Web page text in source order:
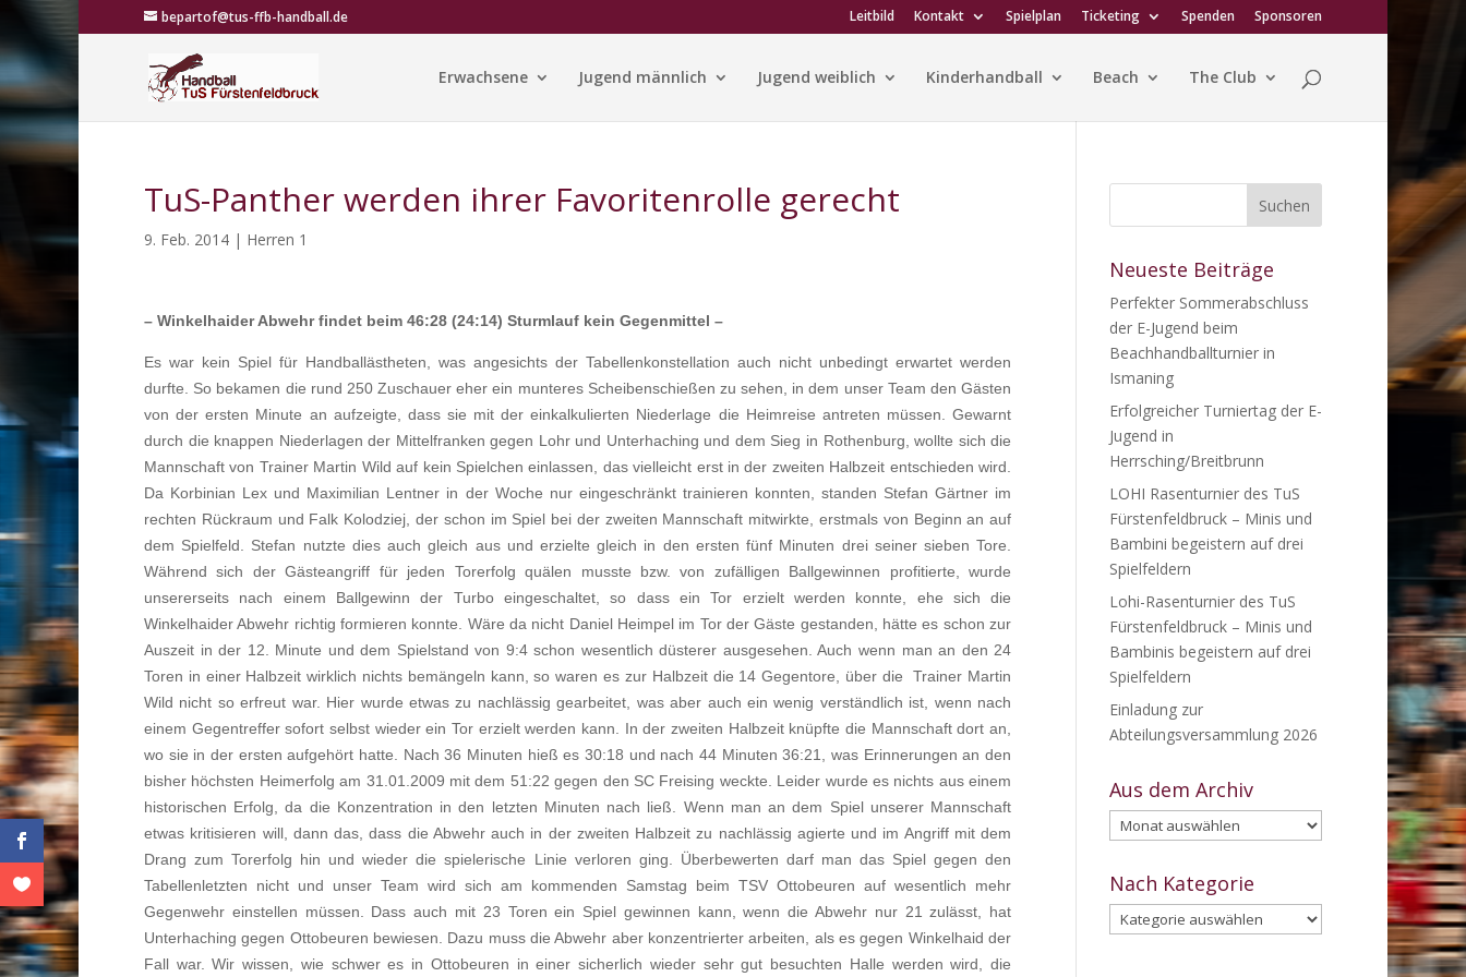
bepartof@tus-ffb-handball.de Leitbild Kontakt Spielplan Ticketing Spenden Sponsoren
Erwachsene Jugend männlich Jugend weiblich Kinderhandball Beach The Club
TuS-Panther werden ihrer Favoritenrolle gerecht
9. Feb. 2014 | Herren 1
– Winkelhaider Abwehr findet beim 46:28 (24:14) Sturmlauf kein Gegenmittel –
Es war kein Spiel für Handballästheten, was angesichts der Tabellenkonstellation auch nicht unbedingt erwartet werden
durfte. So bekamen die rund 250 Zuschauer eher ein munteres Scheibenschießen zu sehen, in dem unser Team den Gästen
von der ersten Minute an aufzeigte, dass sie mit der einkalkulierten Niederlage die Heimreise antreten müssen. Gewarnt
durch die knappen Niederlagen der Mittelfranken gegen Lohr und Unterhaching und dem Sieg in Rothenburg, wollte sich die
Mannschaft von Trainer Martin Wild auf kein Spielchen einlassen, das vielleicht erst in der zweiten Halbzeit entschieden wird.
Da Korbinian Lex und Maximilian Lentner in der Woche nur eingeschränkt trainieren konnten, standen Stefan Gärtner im
rechten Rückraum und Falk Kolodziej, der schon im Spiel bei der zweiten Mannschaft mitwirkte, erstmals von Beginn an auf
dem Spielfeld. Stefan nutzte dies auch gleich aus und erzielte gleich in den ersten fünf Minuten drei seiner sieben Tore.
Während sich der Gästeangriff für jeden Torerfolg quälen musste bzw. von zufälligen Ballgewinnen profitierte, wurde
unsererseits nach einem Ballgewinn der Turbo eingeschaltet, so dass ein Tor erzielt werden konnte, ehe sich die
Winkelhaider Abwehr richtig formieren konnte. Wäre da nicht Daniel Heimpel im Tor der Gäste gestanden, hätte es schon zur
Auszeit in der 12. Minute und dem Spielstand von 9:4 schon wesentlich düsterer ausgesehen. Auch wenn man an den 24
Toren in einer Halbzeit wirklich nichts bemängeln kann, so waren es zur Halbzeit die 14 Gegentore, über die Trainer Martin
Wild nicht so erfreut war. Hier wurde etwas zu nachlässig gearbeitet, was aber auch ein wenig verständlich ist, wenn nach
einem Gegentreffer sofort selbst wieder ein Tor erzielt werden kann. In der zweiten Halbzeit knüpfte die Mannschaft dort an,
wo sie in der ersten aufgehört hatte. Nach 36 Minuten hieß es 30:18 und nach 44 Minuten 36:21, was Erinnerungen an den
bisher höchsten Heimerfolg am 31.01.2009 mit dem 51:22 gegen den SC Freising weckte. Leider wurde es nichts aus einem
historischen Erfolg, da die Konzentration in den letzten Minuten nach ließ. Wenn man an dem Spiel unserer Mannschaft
etwas kritisieren will, dann das, dass die Abwehr auch in der zweiten Halbzeit zu nachlässig agierte und im Angriff mit dem
Drang zum Torerfolg hin und wieder die spielerische Linie verloren ging. Überbewerten darf man das Spiel gegen den
Tabellenletzten nicht und unser Team wird sich am kommenden Samstag beim TSV Ottobeuren auf wesentlich mehr
Gegenwehr einstellen müssen. Dass auch mit 23 Toren ein Spiel gewinnen kann, wenn die Abwehr nur 21 zulässt, hat
Unterhaching gegen Ottobeuren bewiesen. Dazu muss die Abwehr aber konzentrierter arbeiten, als es gegen Winkelhaid der
Fall war. Wir wissen, wie schwer es in Ottobeuren in einer sicherlich wieder sehr gut besuchten Halle werden wird, die
Neueste Beiträge
Perfekter Sommerabschluss
der E-Jugend beim
Beachhandballturnier in
Ismaning
Erfolgreicher Turniertag der E-
Jugend in
Herrsching/Breitbrunn
LOHI Rasenturnier des TuS
Fürstenfeldbruck – Minis und
Bambini begeistern auf drei
Spielfeldern
Lohi-Rasenturnier des TuS
Fürstenfeldbruck – Minis und
Bambinis begeistern auf drei
Spielfeldern
Einladung zur
Abteilungsversammlung 2026
Aus dem Archiv
Aus
dem
Archiv
Nach Kategorie
Nach
Kategorie